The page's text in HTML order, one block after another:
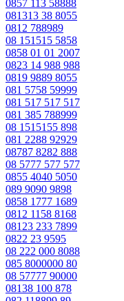
0857 113 58888
081313 38 8055
0812 788989
08 151515 5858
0858 01 01 2007
0823 14 988 988
0819 9889 8055
081 5758 59999
081 517 517 517
081 385 788999
08 1515155 898
081 2288 92929
08787 8282 888
08 5777 577 577
0855 4040 5050
089 9090 9898
0858 1777 1689
0812 1158 8168
08123 233 7899
0822 23 9595
08 222 000 8088
085 8000000 80
08 57777 90000
08138 100 878